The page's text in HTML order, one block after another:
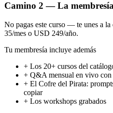
Camino 2 — La
No pagas este curso — te unes a
35/mes o USD 249/año.
Tu membresía incluye además
+ Los 20+ cursos del
+ Q&A mensual en vivo con
+ El Cofre del Pirata:
copiar
+ Los workshops grabados